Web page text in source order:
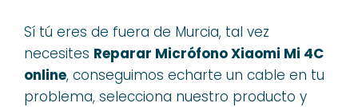
Sí tú eres de fuera de Murcia, tal vez
necesites Reparar Micrófono Xiaomi Mi 4C
online, conseguimos echarte un cable en tu
problema, selecciona nuestro producto y